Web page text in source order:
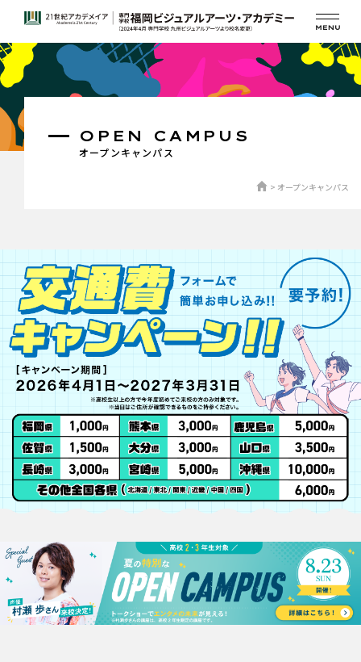
オープンキャンパス
OPEN CAMPUS
オープンキャンパス